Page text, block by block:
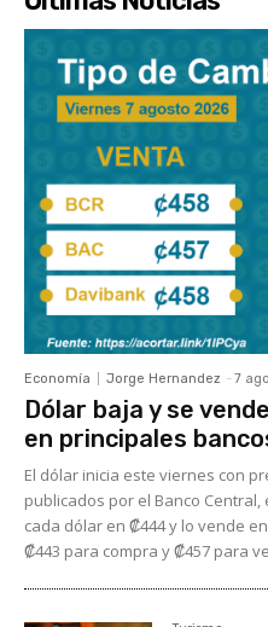
Economía Jorge Hernandez - 7
Dólar baja y se
en principales
El dólar inicia este viernes con
publicados por el Banco Central,
cada dólar en ₡444 y lo vende
₡443 para compra y ₡457 para